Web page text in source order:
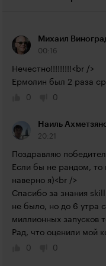
Михаил
00:16
Нечестно!!!!!!!!!<br />
Ермолин был 2 раза
0
0
Наиль
20:21
Поздравляю
Если бы не рандом, то
наверно я)<br />
Спасибо за знания
не было, но до 6 утра
миллионных запусков
Рад, что оценили мой
0
0